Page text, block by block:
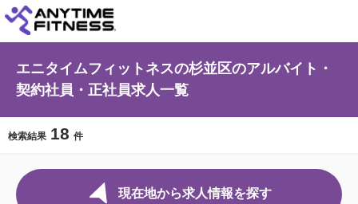
エニタイムフィットネスの杉並区のアルバイト・
契約社員・正社員求人一覧
検索結果 18 件
現在地から求人情報を探す